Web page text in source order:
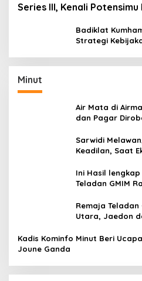
Series III, Kenali Potensimu
Badiklat
Strategi
Minut
Air Mata di
dan Pagar
Sarwidi
Keadilan, Saat
Ini Hasil
Teladan GMIM
Remaja Teladan
Utara, Jaedon
Kadis Kominfo Minut Beri
Joune Ganda